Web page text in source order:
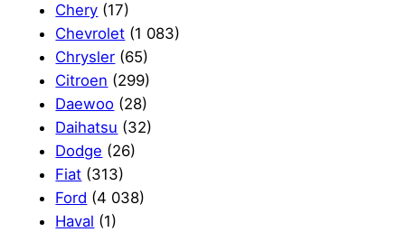
Chery (17)
Chevrolet (1 083)
Chrysler (65)
Citroen (299)
Daewoo (28)
Daihatsu (32)
Dodge (26)
Fiat (313)
Ford (4 038)
Haval (1)